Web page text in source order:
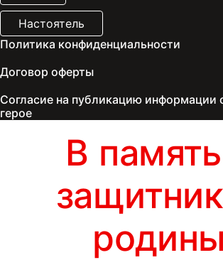
Настоятель
Политика конфиденциальности
Договор оферты
Согласие на публикацию информации
герое
В
родины